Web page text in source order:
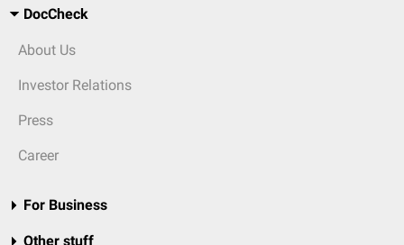
DocCheck
About Us
Investor Relations
Press
Career
For Business
Other stuff